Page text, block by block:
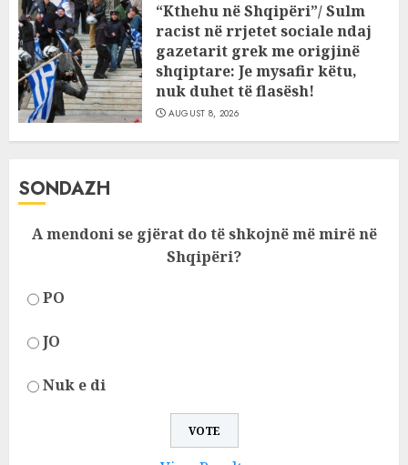
“Kthehu në Shqipëri”/ Sulm
racist në rrjetet sociale ndaj
gazetarit grek me origjinë
shqiptare: Je mysafir këtu,
nuk duhet të flasësh!
AUGUST 8, 2026
SONDAZH
A mendoni se gjërat do të shkojnë më mirë në
Shqipëri?
PO
JO
Nuk e di